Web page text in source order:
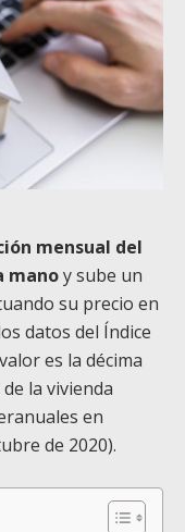
mensual del
manoy sube un
su precio en
datos del Índice
es la décima
la vivienda
en
de 2020).